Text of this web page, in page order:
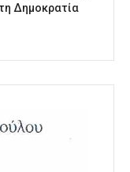
Δημοκρατία